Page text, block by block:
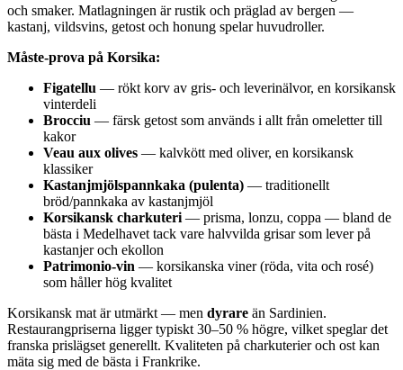
och smaker. Matlagningen är rustik och präglad av bergen —
kastanj, vildsvins, getost och honung spelar huvudroller.
Måste-prova på Korsika:
Figatellu — rökt korv av gris- och leverinälvor, en korsikansk
vinterdeli
Brocciu — färsk getost som används i allt från omeletter till
kakor
Veau aux olives — kalvkött med oliver, en korsikansk
klassiker
Kastanjmjölspannkaka (pulenta) — traditionellt
bröd/pannkaka av kastanjmjöl
Korsikansk charkuteri — prisma, lonzu, coppa — bland de
bästa i Medelhavet tack vare halvvilda grisar som lever på
kastanjer och ekollon
Patrimonio-vin — korsikanska viner (röda, vita och rosé)
som håller hög kvalitet
Korsikansk mat är utmärkt — men dyrare än Sardinien.
Restaurangpriserna ligger typiskt 30–50 % högre, vilket speglar det
franska prislägset generellt. Kvaliteten på charkuterier och ost kan
mäta sig med de bästa i Frankrike.